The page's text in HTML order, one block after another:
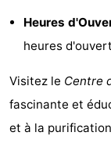
golf
Piscines
-
Heures
heures
Visitez le Centre
fascinante et
et à la